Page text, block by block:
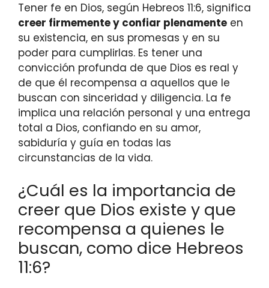
Tener fe en Dios, según Hebreos 11:6, significa
creer firmemente y confiar plenamente en
su existencia, en sus promesas y en su
poder para cumplirlas. Es tener una
convicción profunda de que Dios es real y
de que él recompensa a aquellos que le
buscan con sinceridad y diligencia. La fe
implica una relación personal y una entrega
total a Dios, confiando en su amor,
sabiduría y guía en todas las
circunstancias de la vida.
¿Cuál es la importancia de
creer que Dios existe y que
recompensa a quienes le
buscan, como dice Hebreos
11:6?